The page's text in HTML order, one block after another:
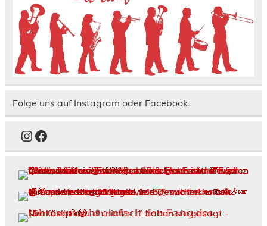
Folge uns auf Instagram oder Facebook:
Instagram
Facebook